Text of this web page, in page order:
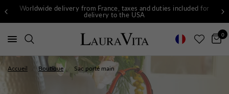
Worldwide delivery from France, taxes and duties included for
delivery to the USA
0
Accueil Boutique Sac porté main